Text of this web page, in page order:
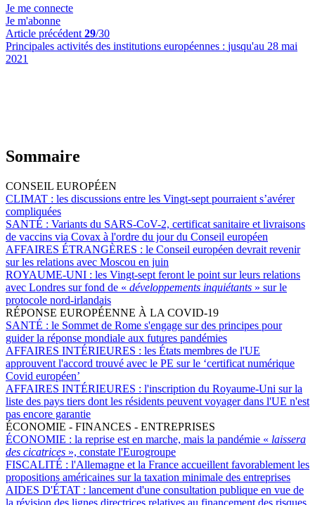
Je me connecte
Je m'abonne
Article précédent 29/30
Principales activités des institutions européennes : jusqu'au 28 mai
2021
Sommaire
CONSEIL EUROPÉEN
CLIMAT : les discussions entre les Vingt-sept pourraient s’avérer
compliquées
SANTÉ : Variants du SARS-CoV-2, certificat sanitaire et livraisons
de vaccins via Covax à l'ordre du jour du Conseil européen
AFFAIRES ÉTRANGÈRES : le Conseil européen devrait revenir
sur les relations avec Moscou en juin
ROYAUME-UNI : les Vingt-sept feront le point sur leurs relations
avec Londres sur fond de « développements inquiétants » sur le
protocole nord-irlandais
RÉPONSE EUROPÉENNE À LA COVID-19
SANTÉ : le Sommet de Rome s'engage sur des principes pour
guider la réponse mondiale aux futures pandémies
AFFAIRES INTÉRIEURES : les États membres de l'UE
approuvent l'accord trouvé avec le PE sur le ‘certificat numérique
Covid européen’
AFFAIRES INTÉRIEURES : l'inscription du Royaume-Uni sur la
liste des pays tiers dont les résidents peuvent voyager dans l'UE n'est
pas encore garantie
ÉCONOMIE - FINANCES - ENTREPRISES
ÉCONOMIE : la reprise est en marche, mais la pandémie « laissera
des cicatrices », constate l'Eurogroupe
FISCALITÉ : l'Allemagne et la France accueillent favorablement les
propositions américaines sur la taxation minimale des entreprises
AIDES D'ÉTAT : lancement d'une consultation publique en vue de
la révision des lignes directrices relatives au financement des risques